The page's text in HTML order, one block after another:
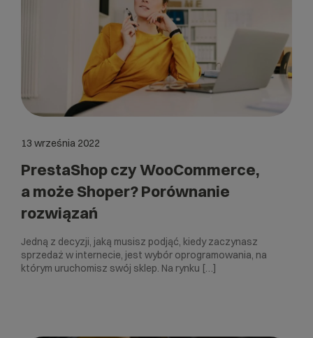
13 września 2022
PrestaShop czy WooCommerce,
a może Shoper? Porównanie
rozwiązań
Jedną z decyzji, jaką musisz podjąć, kiedy zaczynasz
sprzedaż w internecie, jest wybór oprogramowania, na
którym uruchomisz swój sklep. Na rynku […]